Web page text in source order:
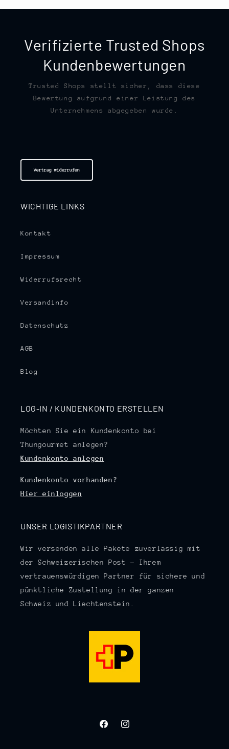
Verifizierte Trusted Shops
Kundenbewertungen
Trusted Shops stellt sicher, dass diese
Bewertung aufgrund einer Leistung des
Unternehmens abgegeben wurde.
Vertrag widerrufen
WICHTIGE LINKS
Kontakt
Impressum
Widerrufsrecht
Versandinfo
Datenschutz
AGB
Blog
LOG-IN / KUNDENKONTO ERSTELLEN
Möchten Sie ein Kundenkonto bei
Thungourmet anlegen?
Kundenkonto anlegen
Kundenkonto vorhanden?
Hier einloggen
UNSER LOGISTIKPARTNER
Wir versenden alle Pakete zuverlässig mit
der Schweizerischen Post – Ihrem
vertrauenswürdigen Partner für sichere und
pünktliche Zustellung in der ganzen
Schweiz und Liechtenstein.
FacebookInstagram